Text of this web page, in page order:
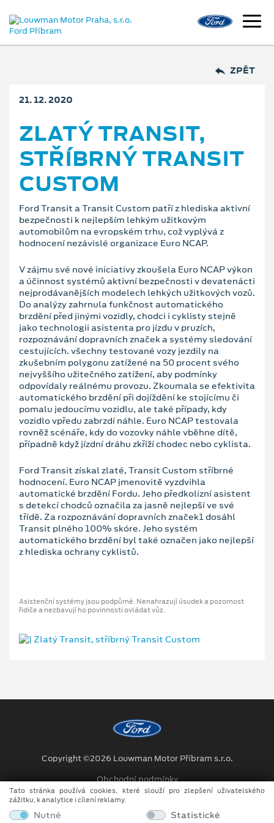
ZPĚT
21. 12. 2020
ZLATÝ TRANSIT,
STŘÍBRNÝ TRANSIT
CUSTOM
Ford Transit a Transit Custom patří z hlediska aktivní
bezpečnosti k nejlepším lehkým užitkovým
automobilům na evropském trhu, což vyplývá z
hodnocení nezávislé organizace Euro NCAP.
V zájmu své nové iniciativy zkoušela Euro NCAP výkon
a účinnost systémů aktivní bezpečnosti v devatenácti
nejprodávanějších modelech lehkých užitkových vozů.
Do analýzy zahrnula funkčnost automatického
brzdění před jinými vozidly, chodci i cyklisty stejně
jako technologii asistenta pro jízdu v pruzích,
rozpoznávání dopravních značek a systémy sledování
cestujících. všechny testované vozy jezdily na
zkušebním polygonu zatížené na 50 procent svého
nejvyššího užitečného zatížení, aby podmínky
odpovídaly reálnému provozu. Zkoumala se efektivita
automatického brzdění při dojíždění ke stojícímu či
pomalu jedoucímu vozidlu, ale také případy, kdy
vozidlo vpředu zabrzdí náhle. Euro NCAP testovala
rovněž scénáře, kdy do vozovky náhle vběhne dítě,
případně když jízdní dráhu zkříží chodec nebo cyklista.
Ford Transit získal zlaté, Transit Custom stříbrné
hodnocení. Euro NCAP jmenovitě vyzdvihla
automatické brzdění Fordu. Jeho předkolizní asistent
s detekcí chodců označila za jasně nejlepší ve své
třídě. Za rozpoznávání dopravních značek1 dosáhl
Transit plného 100% skóre. Jeho systém
automatického brzdění byl také označen jako nejlepší
z hlediska ochrany cyklistů.
Asistenční systémy jsou podpůrné. Nenahrazují úsudek a pozornost
řidiče a nezbavují ho povinnosti ovládat vůz.
Copyright ©2026 Louwman Motor Příbram s.r.o.
Obchodní podmínky
Ochrana osobních údajů
Tato stránka používá cookies, které slouží pro zlepšení uživatelského
zážitku, k analytice i cílení reklamy.
Nutné Statistické